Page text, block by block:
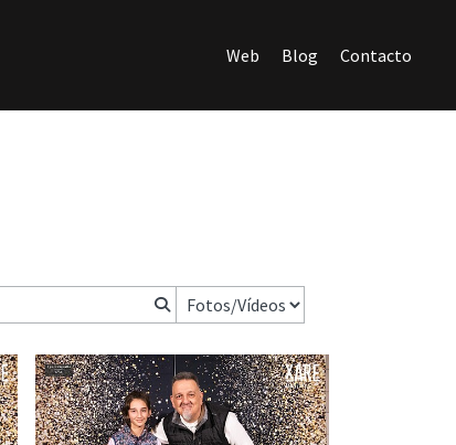
Web Blog Contacto